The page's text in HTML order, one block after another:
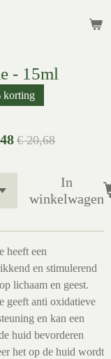
- 15ml
korting
€ 20,68
In
winkelwagen
heeft een
en stimulerend
lichaam en geest.
geeft anti oxidatieve
en kan een
huid bevorderen
het op de huid wordt